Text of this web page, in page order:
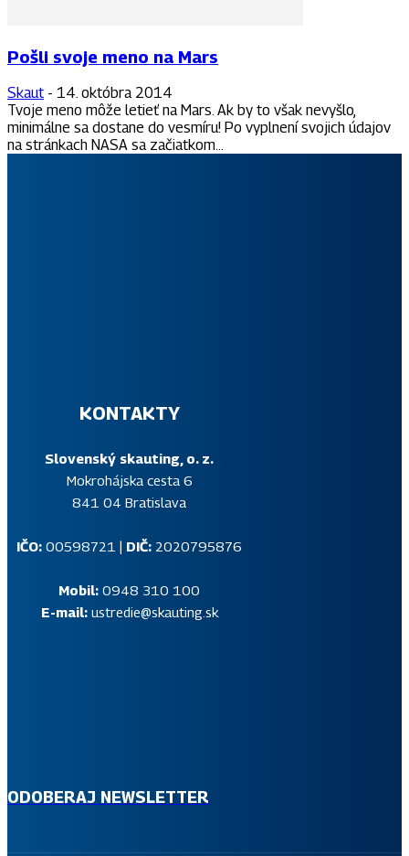
Pošli svoje meno na Mars
Skaut - 14. októbra 2014
Tvoje meno môže letieť na Mars. Ak by to však nevyšlo,
minimálne sa dostane do vesmíru! Po vyplnení svojich údajov
na stránkach NASA sa začiatkom...
KONTAKTY
Slovenský skauting, o. z.
Mokrohájska cesta 6
841 04 Bratislava
IČO: 00598721 | DIČ: 2020795876
Mobil: 0948 310 100
E-mail:ustredie@skauting.sk
ODOBERAJ NEWSLETTER